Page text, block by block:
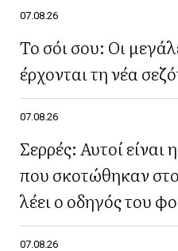
07.08.26
Το σόι σου: Οι
έρχονται τη νέα
07.08.26
Σερρές: Αυτοί είναι
που σκοτώθηκαν
λέει ο οδηγός του
07.08.26